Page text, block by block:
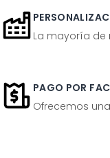
La mayoría de
PAGO POR
Ofrecemos